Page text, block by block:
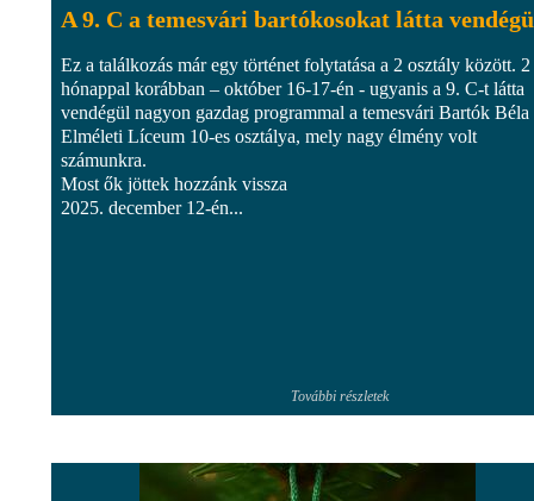
A 9. C a temesvári bartókosokat látta
Ez a találkozás már egy történet folytatása a 2 osztály között. 2
hónappal korábban – október 16-17-én - ugyanis a 9. C-t látta
vendégül nagyon gazdag programmal a temesvári Bartók Béla
Elméleti Líceum 10-es osztálya, mely nagy élmény volt
számunkra.
Most ők jöttek hozzánk vissza
2025. december 12-én...
További részletek